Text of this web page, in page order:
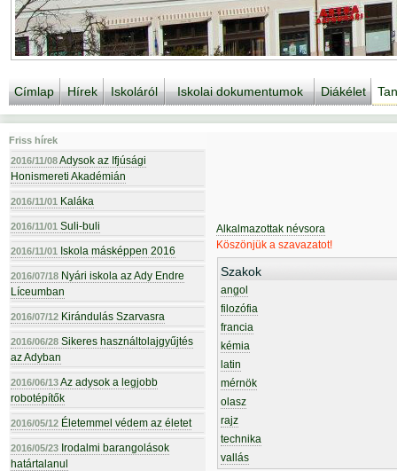
Címlap Hírek Iskoláról Iskolai dokumentumok Diákélet
Friss hírek
2016/11/08Adysok az Ifjúsági
Honismereti Akadémián
2016/11/01 Kaláka
2016/11/01 Suli-buli
2016/11/01 Iskola másképpen 2016
2016/07/18 Nyári iskola az Ady Endre
Líceumban
2016/07/12 Kirándulás Szarvasra
2016/06/28 Sikeres használtolajgyűjtés
az Adyban
2016/06/13Az adysok a legjobb
robotépítők
2016/05/12 Életemmel védem az életet
2016/05/23 Irodalmi barangolások
határtalanul
Alkalmazottak névsora
Köszönjük a szavazatot!
Szakok
angol
filozófia
francia
kémia
latin
mérnök
olasz
rajz
technika
vallás